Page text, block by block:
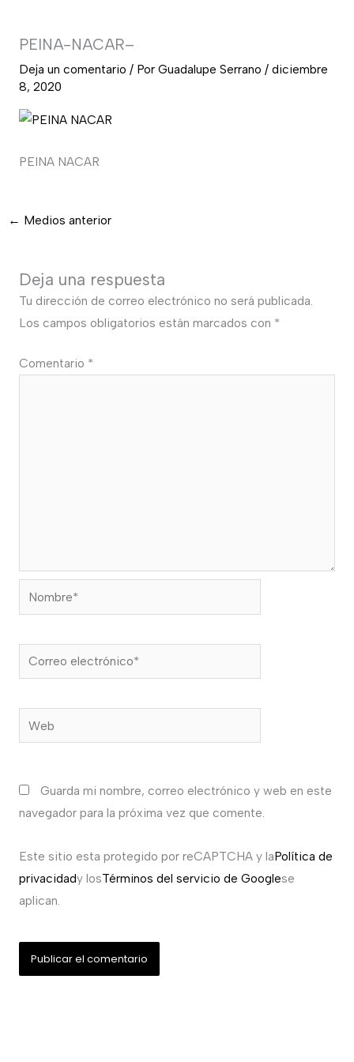
PEINA-NACAR–
Deja un comentario / Por Guadalupe Serrano / diciembre
8, 2020
PEINA NACAR
← Medios anterior
Deja una respuesta
Tu dirección de correo electrónico no será publicada.
Los campos obligatorios están marcados con *
Comentario *
Nombre*
Correo
electrónico*
Web
Guarda mi nombre, correo electrónico y web en este
navegador para la próxima vez que comente.
Este sitio esta protegido por reCAPTCHA y laPolítica de
privacidady losTérminos del servicio de Googlese
aplican.